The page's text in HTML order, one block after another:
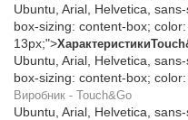
Ubuntu, Arial, Helvetica,
box-sizing: content-box;
13px;">Характеристики
Ubuntu, Arial, Helvetica,
box-sizing: content-box;
Виробник - Touch&Go
Ubuntu, Arial, Helvetica,